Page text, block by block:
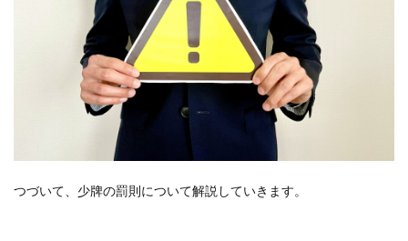
つづいて、少牌の罰則について解説していきます。